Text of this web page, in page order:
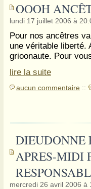
OOOH
lundi 17 juillet 2006 à
Pour nos ancêtres
une véritable liberté.
grioonaute. Pour
lire la suite
aucun commentaire ::
DIEUDONNE
APRES-MIDI
mercredi 26 avril 2006 à